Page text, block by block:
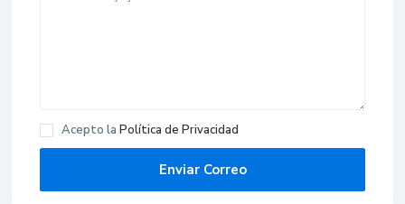
Acepto la Política de Privacidad